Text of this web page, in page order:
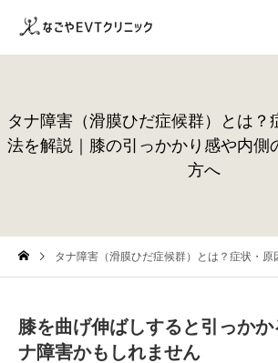
タナ障害（滑膜ひだ症候群）とは？
法を解説｜膝の引っかかり感や内側
方へ
タナ障害（滑膜ひだ症候群）とは？症状・原因・治療法を解説｜膝の引っかか
膝を曲げ伸ばしすると引っか
ナ障害かもしれません